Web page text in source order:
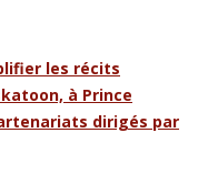
les récits
à Prince
dirigés par